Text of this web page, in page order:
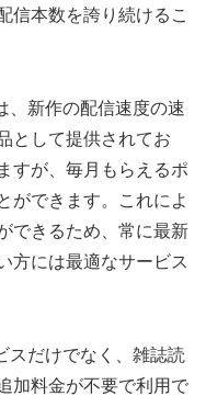
信本数を誇り続けるこ
、新作の配信速度の速
として提供されてお
すが、毎月もらえるポ
ができます。これによ
できるため、常に最新
方には最適なサービス
スだけでなく、雑誌読
加料金が不要で利用で